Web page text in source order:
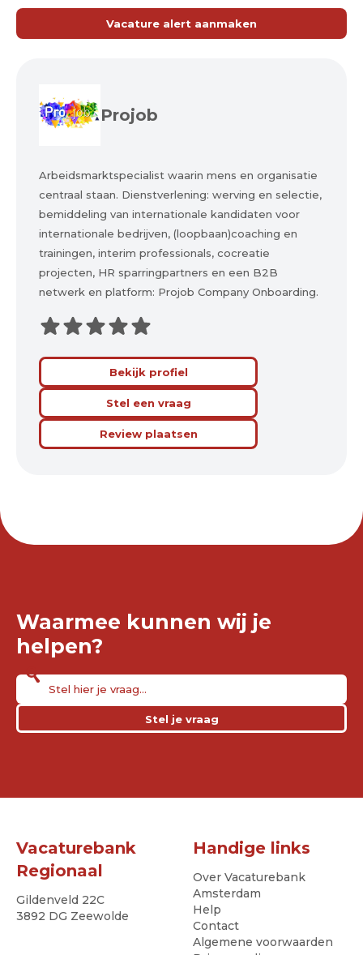
Vacature alert aanmaken
Projob
Arbeidsmarktspecialist waarin mens en organisatie
centraal staan. Dienstverlening: werving en selectie,
bemiddeling van internationale kandidaten voor
internationale bedrijven, (loopbaan)coaching en
trainingen, interim professionals, cocreatie
projecten, HR sparringpartners en een B2B
netwerk en platform: Projob Company Onboarding.
Bekijk profiel
Stel een vraag
Review plaatsen
Waarmee kunnen wij je
helpen?
Stel je vraag
Vacaturebank
Regionaal
Gildenveld 22C
3892 DG Zeewolde
Handige links
Over Vacaturebank
Amsterdam
Help
Contact
Algemene voorwaarden